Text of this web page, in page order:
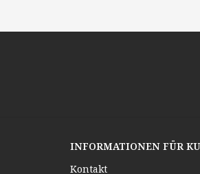
INFORMATIONEN FÜR
Kontakt